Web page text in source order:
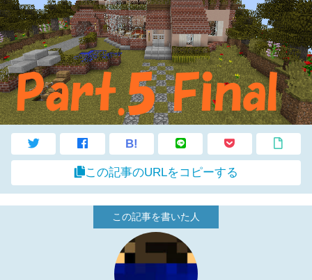
B!
この記事のURLをコピーする